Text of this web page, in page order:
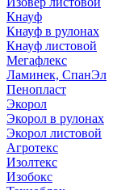
Кнауф
Кнауф в рулонах
Кнауф листовой
Мегафлекс
Ламинек, СпанЭл
Пенопласт
Экорол
Экорол в рулонах
Экорол листовой
Агротекс
Изолтекс
Изобокс